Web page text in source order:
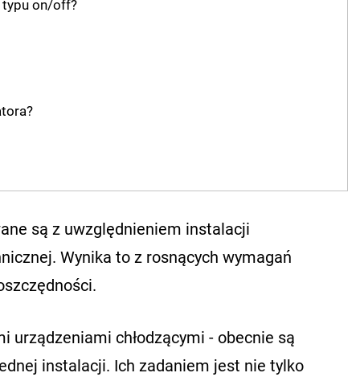
typu on/off?
są z uwzględnieniem instalacji
Wynika to z rosnących wymagań
urządzeniami chłodzącymi - obecnie są
instalacji. Ich zadaniem jest nie tylko